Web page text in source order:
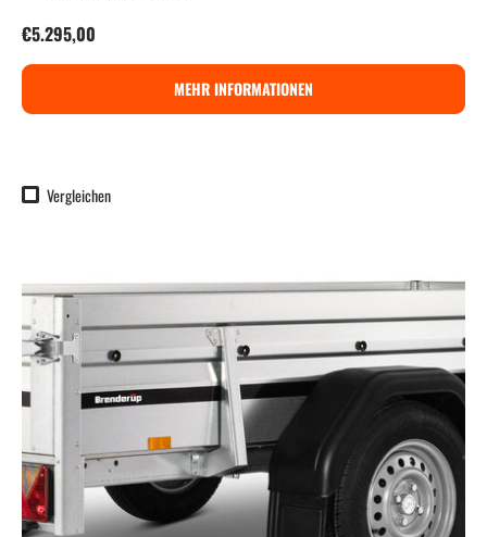
Normaler Preis
€5.295,00
MEHR INFORMATIONEN
Vergleichen